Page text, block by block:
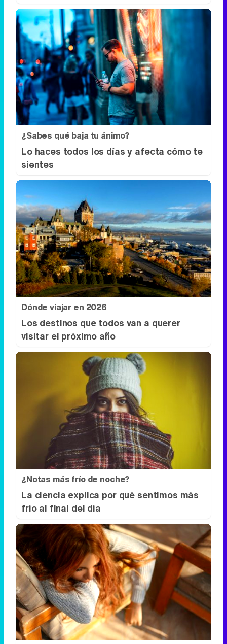
¿Sabes qué baja tu ánimo?
Lo haces todos los días y afecta cómo te
sientes
Dónde viajar en 2026
Los destinos que todos van a querer
visitar el próximo año
¿Notas más frío de noche?
La ciencia explica por qué sentimos más
frío al final del día